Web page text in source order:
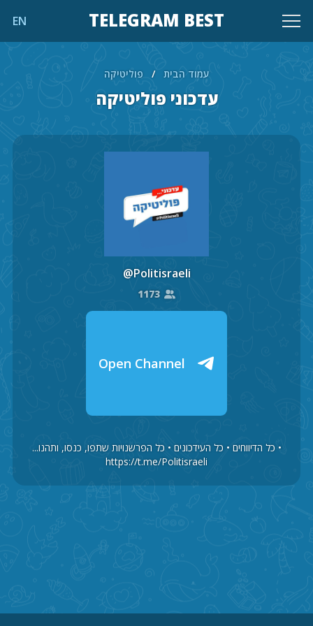
TELEGRAM BEST
EN
עמוד הבית / פוליטיקה
עדכוני פוליטיקה
@Politisraeli
1173
Open Channel
• כל הדיווחים • כל העידכונים • כל הפרשנויות שתפו, כנסו, ותהנו...
https://t.me/Politisraeli